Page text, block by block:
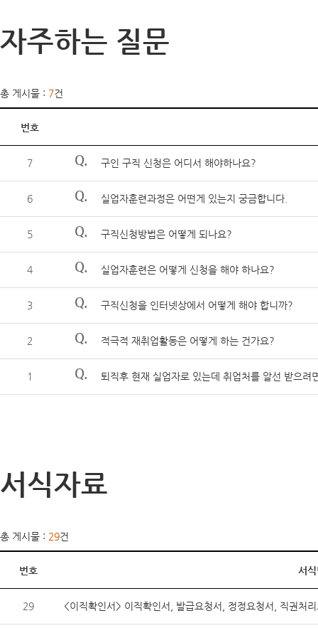
자주하는 질문
총 게시물 : 7건
번호
7 Q. 구인 구직 신청은 어디서 해야하나요?
6 Q. 실업자훈련과정은 어떤게 있는지 궁금합니다.
5 Q. 구직신청방법은 어떻게 되나요?
4 Q. 실업자훈련은 어떻게 신청을 해야 하나요?
3 Q. 구직신청을 인터넷상에서 어떻게 해야 합니까?
2 Q. 적극적 재취업활동은 어떻게 하는 건가요?
1 Q. 퇴직후 현재 실업자로 있는데 취업처를 알선 받으려
서식자료
총 게시물 : 29건
번호 서
29 <이직확인서> 이직확인서, 발급요청서, 정정요청서, 직권처